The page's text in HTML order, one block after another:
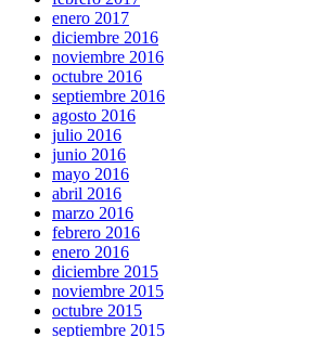
enero 2017
diciembre 2016
noviembre 2016
octubre 2016
septiembre 2016
agosto 2016
julio 2016
junio 2016
mayo 2016
abril 2016
marzo 2016
febrero 2016
enero 2016
diciembre 2015
noviembre 2015
octubre 2015
septiembre 2015